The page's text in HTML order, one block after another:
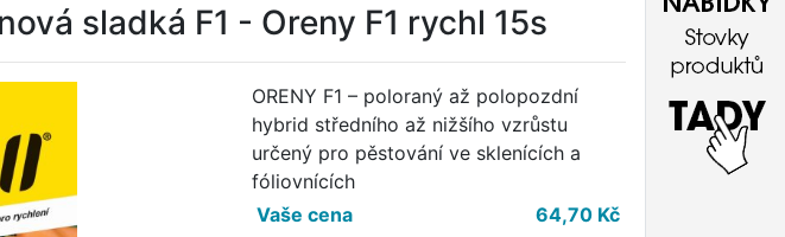
sladká F1 - Oreny F1 rychl 15s
ORENY F1 – poloraný až polopozdní
hybrid středního až nižšího vzrůstu
určený pro pěstování ve sklenících a
fóliovnících
Vaše cena
64,70Kč